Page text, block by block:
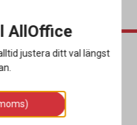
AllOffice
justera ditt val längst